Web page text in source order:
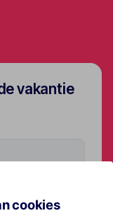
vakantie
cookies